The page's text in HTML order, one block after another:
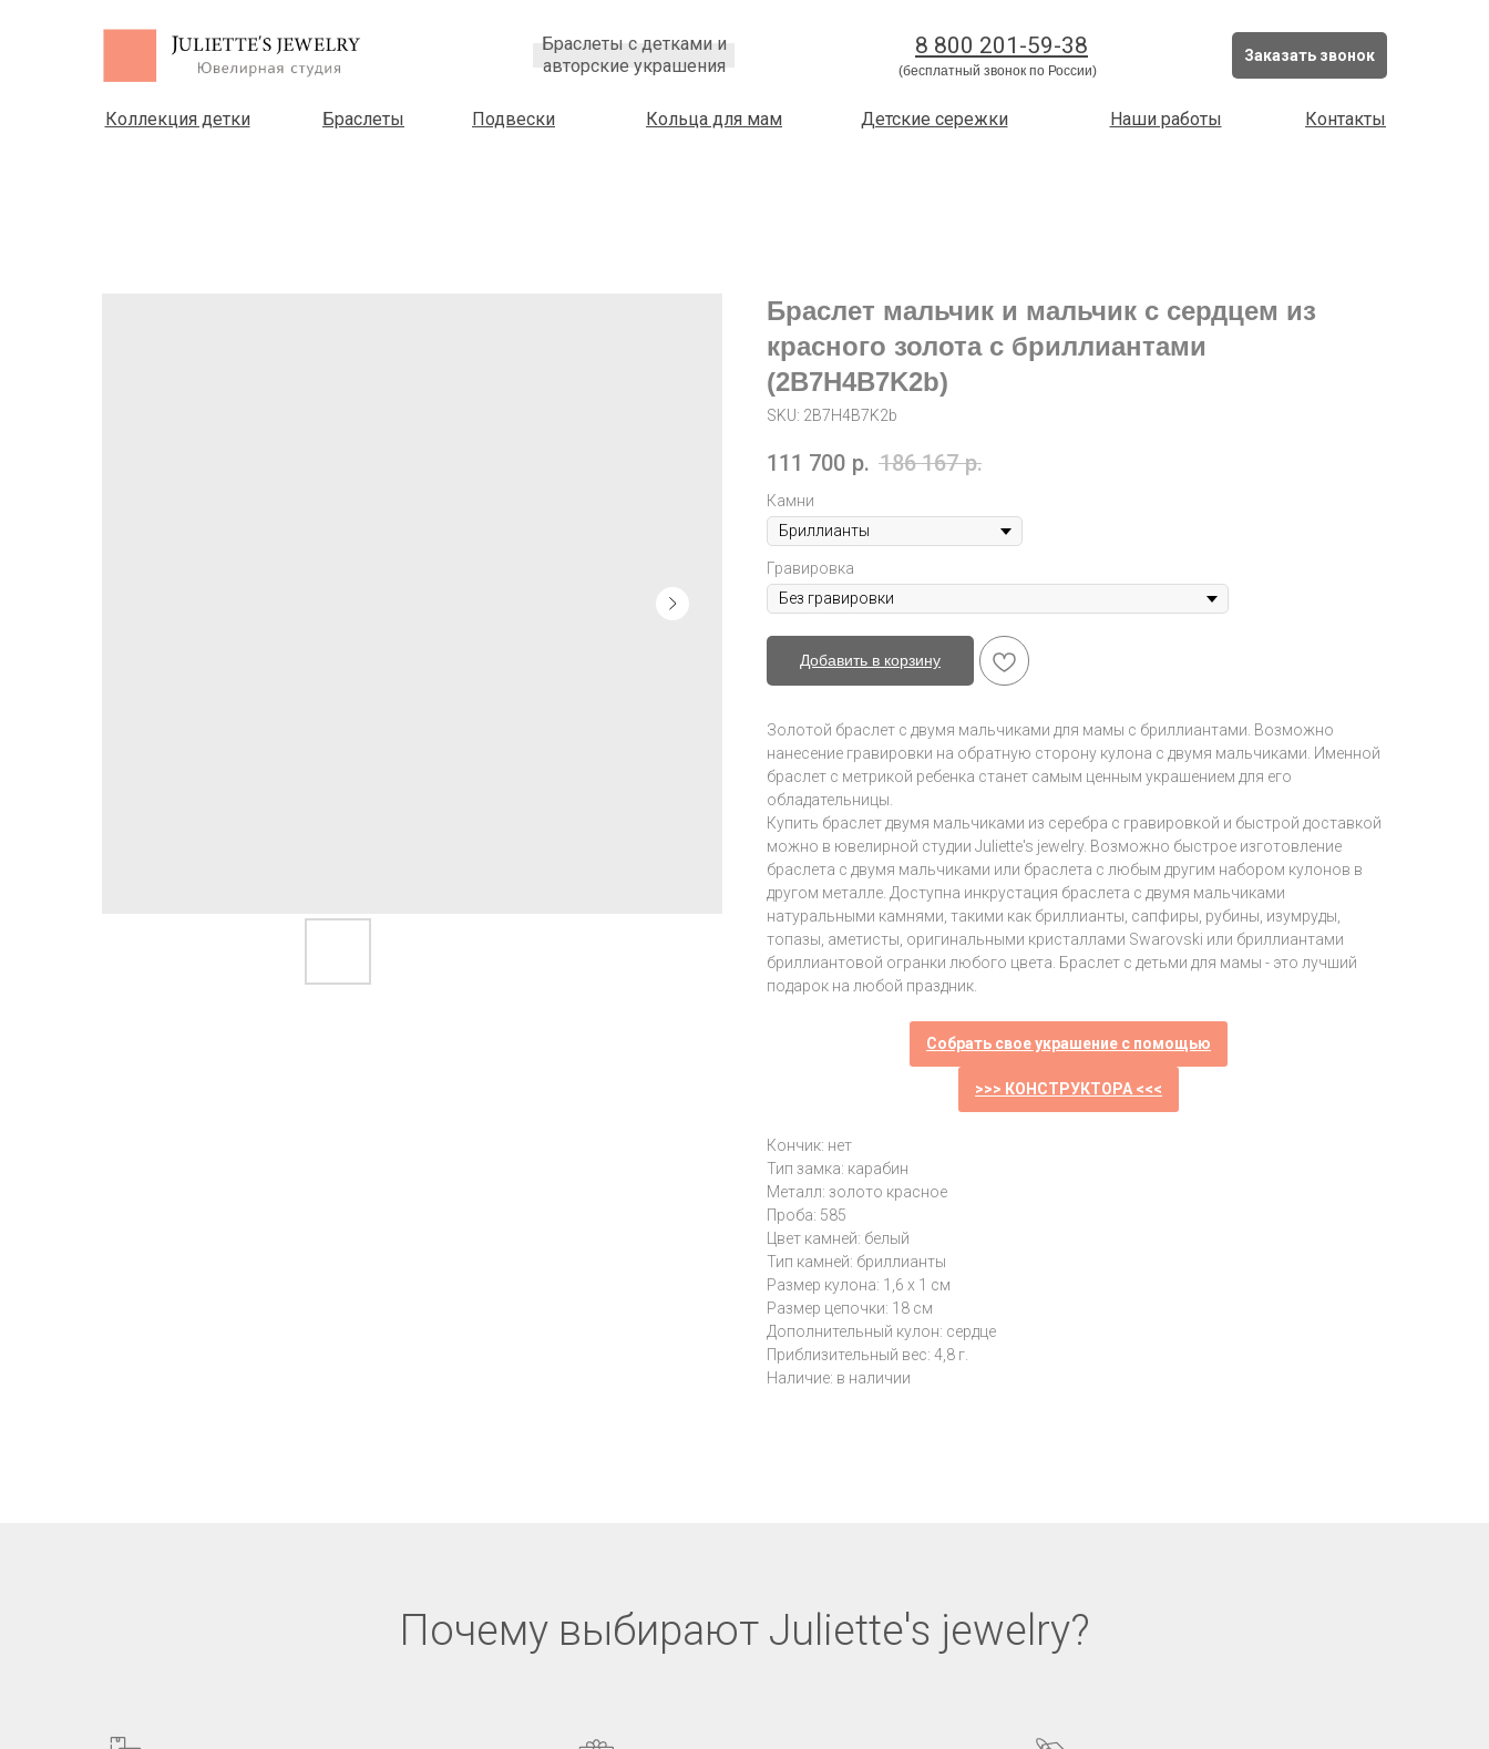
Заказать звонок
8 800 201-59-38
(бесплатный звонок по России)
Браслеты с детками и
авторские украшения
Детские сережки Контакты
Коллекция детки Браслеты Кольца для мам
Подвески Наши работы
Браслет мальчик и мальчик с сердцем из
красного золота с бриллиантами
(2B7H4B7K2b)
SKU: 2B7H4B7K2b
111 700 р. 186 167 р.
Камни
Гравировка
Добавить в корзину
Золотой браслет с двумя мальчиками для мамы с бриллиантами. Возможно
нанесение гравировки на обратную сторону кулона с двумя мальчиками. Именной
браслет с метрикой ребенка станет самым ценным украшением для его
обладательницы.
Купить браслет двумя мальчиками из серебра с гравировкой и быстрой доставкой
можно в ювелирной студии Juliette's jewelry. Возможно быстрое изготовление
браслета с двумя мальчиками или браслета с любым другим набором кулонов в
другом металле. Доступна инкрустация браслета с двумя мальчиками
натуральными камнями, такими как бриллианты, сапфиры, рубины, изумруды,
топазы, аметисты, оригинальными кристаллами Swarovski или бриллиантами
бриллиантовой огранки любого цвета. Браслет с детьми для мамы - это лучший
подарок на любой праздник.
Собрать свое украшение с помощью
>>> КОНСТРУКТОРА <<<
Кончик: нет
Тип замка: карабин
Металл: золото красное
Проба: 585
Цвет камней: белый
Тип камней: бриллианты
Размер кулона: 1,6 х 1 см
Размер цепочки: 18 см
Дополнительный кулон: сердце
Приблизительный вес: 4,8 г.
Наличие: в наличии
Почему выбирают Juliette's jewelry?